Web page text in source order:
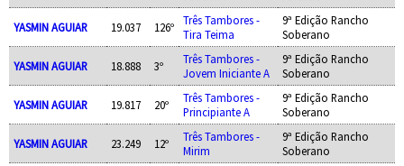
YASMIN AGUIAR 19.037 126º
Três Tambores -
Tira Teima
9ª Edição Rancho
Soberano
YASMIN AGUIAR 18.888 3º
Três Tambores -
Jovem Iniciante A
9ª Edição Rancho
Soberano
YASMIN AGUIAR 19.817 20º
Três Tambores -
Principiante A
9ª Edição Rancho
Soberano
YASMIN AGUIAR 23.249 12º
Três Tambores -
Mirim
9ª Edição Rancho
Soberano